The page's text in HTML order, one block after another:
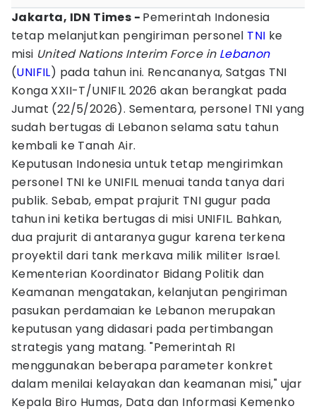
Jakarta, IDN Times - Pemerintah Indonesia
tetap melanjutkan pengiriman personel TNI ke
misi United Nations Interim Force in Lebanon
(UNIFIL) pada tahun ini. Rencananya, Satgas TNI
Konga XXII-T/UNIFIL 2026 akan berangkat pada
Jumat (22/5/2026). Sementara, personel TNI yang
sudah bertugas di Lebanon selama satu tahun
kembali ke Tanah Air.
Keputusan Indonesia untuk tetap mengirimkan
personel TNI ke UNIFIL menuai tanda tanya dari
publik. Sebab, empat prajurit TNI gugur pada
tahun ini ketika bertugas di misi UNIFIL. Bahkan,
dua prajurit di antaranya gugur karena terkena
proyektil dari tank merkava milik militer Israel.
Kementerian Koordinator Bidang Politik dan
Keamanan mengatakan, kelanjutan pengiriman
pasukan perdamaian ke Lebanon merupakan
keputusan yang didasari pada pertimbangan
strategis yang matang. "Pemerintah RI
menggunakan beberapa parameter konkret
dalam menilai kelayakan dan keamanan misi," ujar
Kepala Biro Humas, Data dan Informasi Kemenko